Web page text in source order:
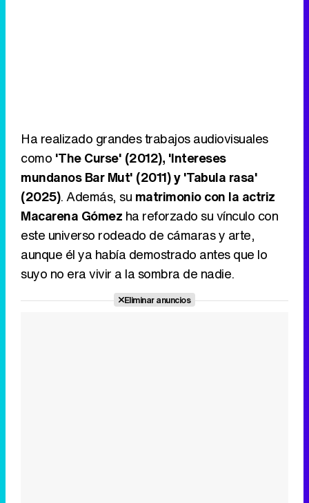
Ha realizado grandes trabajos audiovisuales
como 'The Curse' (2012), 'Intereses
mundanos Bar Mut' (2011) y 'Tabula rasa'
(2025). Además, su matrimonio con la actriz
Macarena Gómez ha reforzado su vínculo con
este universo rodeado de cámaras y arte,
aunque él ya había demostrado antes que lo
suyo no era vivir a la sombra de nadie.
Eliminar anuncios